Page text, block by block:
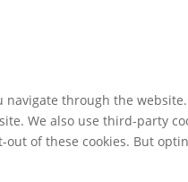
through the
We also use third-party
of these cookies. But